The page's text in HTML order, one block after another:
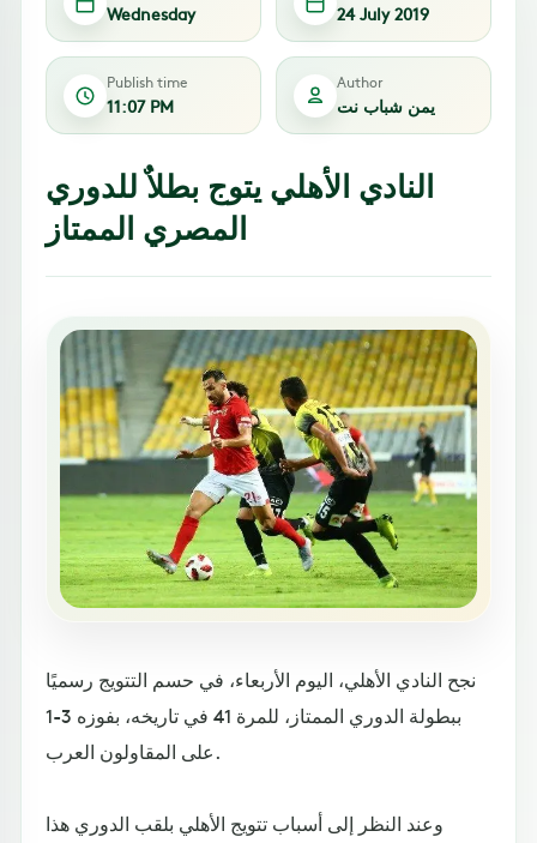
Wednesday 24 July 2019
Publish time
11:07 PM
Author
يمن شباب نت
النادي الأهلي يتوج بطلاٌ للدوري
المصري الممتاز
نجح النادي الأهلي، اليوم الأربعاء، في حسم التتويج رسميًا
ببطولة الدوري الممتاز، للمرة 41 في تاريخه، بفوزه 3-1
على المقاولون العرب.
وعند النظر إلى أسباب تتويج الأهلي بلقب الدوري هذا